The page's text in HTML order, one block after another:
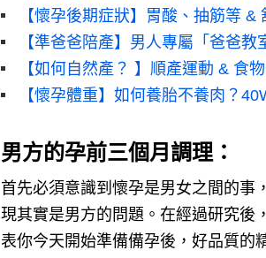
【懷孕後期症狀】
胃酸、抽筋等 &
【準爸爸陪產】 男人專屬「爸爸教
【如何自然產？ 】順產運動 & 食
【懷孕體重】如何養胎不養肉？
男方的孕前三個月調理：
首先必須意識到懷孕是男女之間的事
現其實是男方的問題。 在經過研究後
表你今天開始準備備孕後，好品質的